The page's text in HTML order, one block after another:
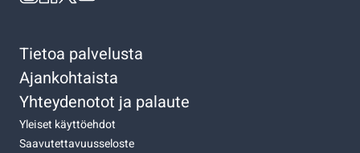
Tietoa palvelusta
Ajankohtaista
Yhteydenotot ja palaute
Yleiset käyttöehdot
Saavutettavuusseloste